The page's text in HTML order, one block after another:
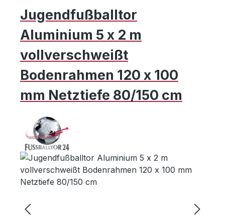
Jugendfußballtor
Aluminium 5 x 2 m
vollverschweißt
Bodenrahmen 120 x 100
mm Netztiefe 80/150 cm
Bildergalerie überspringen